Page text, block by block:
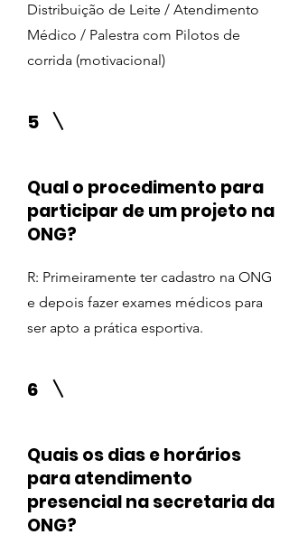
Distribuição de Leite / Atendimento
Médico / Palestra com Pilotos de
corrida (motivacional)
5
Qual o procedimento para
participar de um projeto na
ONG?
R: Primeiramente ter cadastro na ONG
e depois fazer exames médicos para
ser apto a prática esportiva.
6
Quais os dias e horários
para atendimento
presencial na secretaria da
ONG?